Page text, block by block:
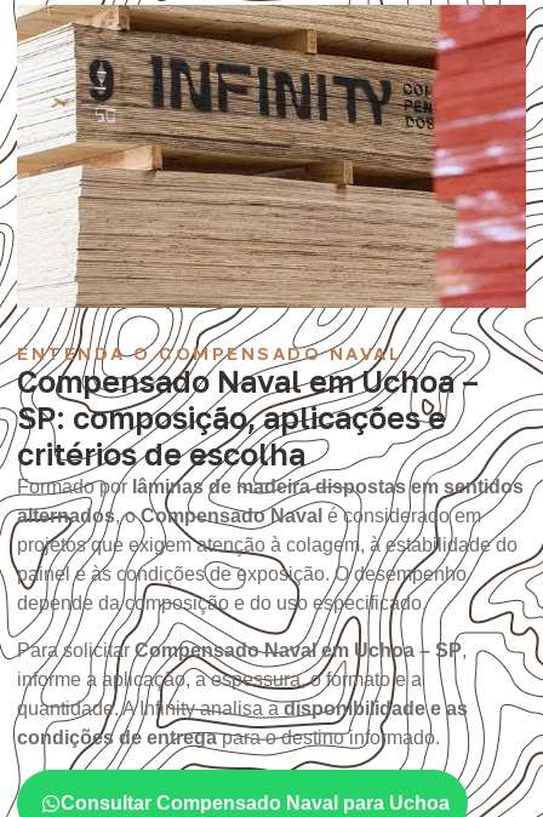
ENTENDA O COMPENSADO NAVAL
Compensado Naval em Uchoa –
SP: composição, aplicações e
critérios de escolha
Formado por lâminas de madeira dispostas em sentidos
alternados, oCompensado Naval é considerado em
projetos que exigem atenção à colagem, à estabilidade do
painel e às condições de exposição. O desempenho
depende da composição e do uso especificado.
Para solicitar Compensado Naval em Uchoa – SP,
informe a aplicação, a espessura, o formato e a
quantidade. A Infinity analisa adisponibilidade e as
condições de entregapara o destino informado.
Consultar Compensado Naval para Uchoa